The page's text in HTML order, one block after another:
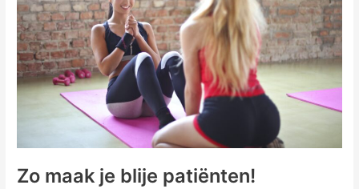
Zo maak je blije patiënten!